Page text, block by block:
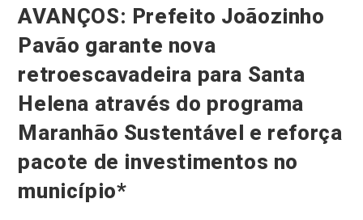
AVANÇOS: Prefeito Joãozinho
Pavão garante nova
retroescavadeira para Santa
Helena através do programa
Maranhão Sustentável e reforça
pacote de investimentos no
município*